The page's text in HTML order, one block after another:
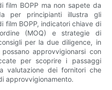
film BOPP ma non sapete da
per principianti illustra gli
film BOPP, indicatori chiave di
(MOQ) e strategie di
per la due diligence, in
approvvigionarsi con
per scoprire i passaggi
valutazione dei fornitori che
approvvigionamento.